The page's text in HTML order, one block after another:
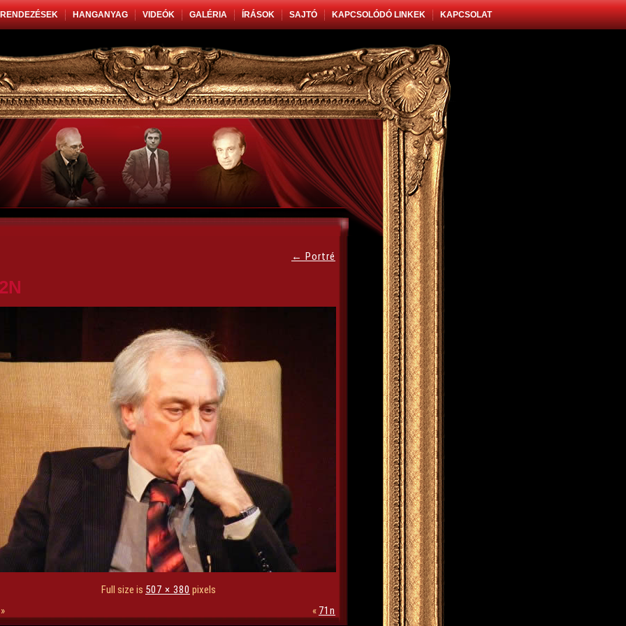
RENDEZÉSEK HANGANYAG VIDEÓK GALÉRIA ÍRÁSOK SAJTÓ KAPCSOLÓDÓ LINKEK KAPCSOLAT
← Portré
Full size is 507 × 380 pixels
« 71n